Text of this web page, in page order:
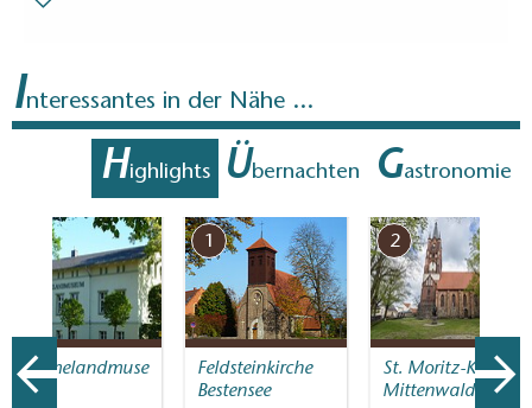
Entfernung der Besucherparkplätze zum Eingang (in
Meter, ca.): 100
Bodenbelag
Überall ebener, stolperfreier Bodenbelag (innen und
außen)
Weitere Angaben
Bequeme Anreise mit den öffentlichen Verkehrsmitteln
möglich
Interessantes in der Nähe ...
Highlights Übernachten Gastronomie
Dahmelandmuse
um
1
Feldsteinkirche
Bestensee
2
St. Moritz-Kirche
Mittenwalde